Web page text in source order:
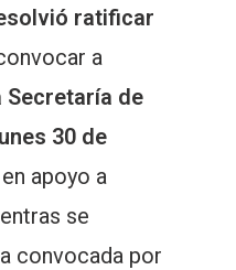
ratificar
a
Secretaría de
30 de
en apoyo a
se
convocada por